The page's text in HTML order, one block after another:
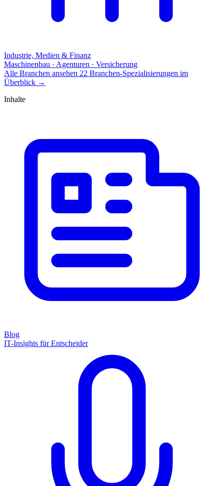
Industrie, Medien & Finanz
Maschinenbau · Agenturen · Versicherung
Alle Branchen ansehen 22 Branchen-Spezialisierungen im
Überblick →
Inhalte
Blog
IT-Insights für Entscheider